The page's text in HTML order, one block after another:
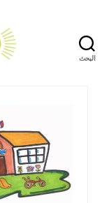
البحث